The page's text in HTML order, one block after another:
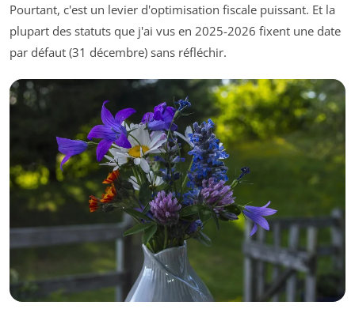
Pourtant, c'est un levier d'optimisation fiscale puissant. Et la
plupart des statuts que j'ai vus en 2025-2026 fixent une date
par défaut (31 décembre) sans réfléchir.